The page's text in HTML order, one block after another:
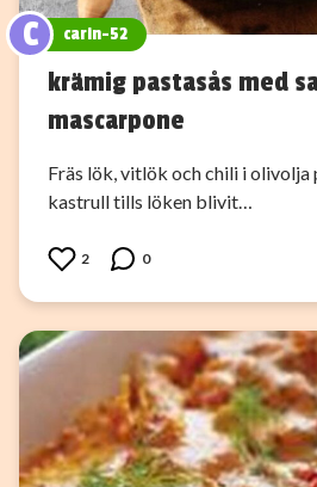
C carin-52
krämig pastasås med
mascarpone
Fräs lök, vitlök och chili i olivolja
kastrull tills löken blivit…
2 0